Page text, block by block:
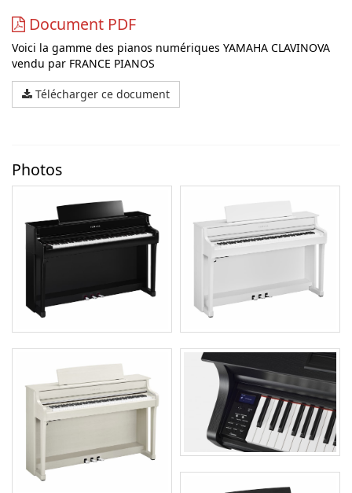
Document PDF
Voici la gamme des pianos numériques YAMAHA CLAVINOVA
vendu par FRANCE PIANOS
Télécharger ce document
Photos